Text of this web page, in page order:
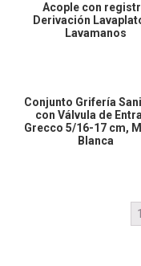
Acople con
Derivación
Lavamanos
Conjunto Grifería
con Válvula de
Grecco 5/16-17 cm,
Blanca
1